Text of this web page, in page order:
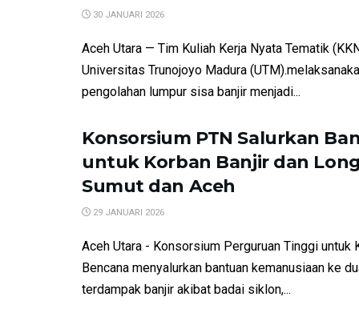
30 JANUARI 2026
Aceh Utara — Tim Kuliah Kerja Nyata Tematik
Universitas Trunojoyo Madura
pengolahan lumpur sisa banjir menjadi...
Konsorsium PTN Salurkan
untuk Korban Banjir dan
Sumut dan Aceh
29 JANUARI 2026
Aceh Utara - Konsorsium Perguruan Tinggi untuk
Bencana menyalurkan bantuan kemanusiaan ke
terdampak banjir akibat badai siklon,...